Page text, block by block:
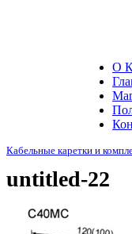
О
Кабельные каретки и
untitled-22